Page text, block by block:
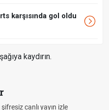
karşısında gol oldu
kaydırın.
izle